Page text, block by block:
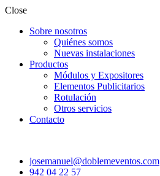
Close
Sobre nosotros
Quiénes somos
Nuevas instalaciones
Productos
Módulos y Expositores
Elementos Publicitarios
Rotulación
Otros servicios
Contacto
josemanuel@doblemeventos.com
942 04 22 57